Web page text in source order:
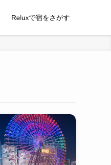
Reluxで宿をさがす